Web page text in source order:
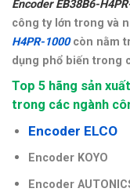
Encoder EB38B6-
công ty lớn trong và
H4PR-1000 còn nằm
dụng phổ biến trong
Top 5 hãng sản
trong các ngành
Encoder ELCO
Encoder KOYO
Encoder